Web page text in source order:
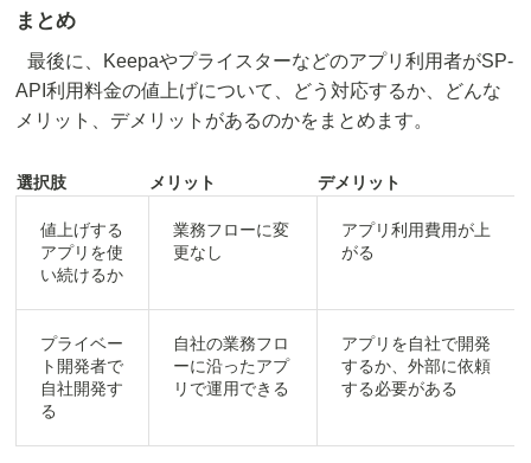
まとめ
最後に、Keepaやプライスターなどのアプリ利用者がSP-
API利用料金の値上げについて、どう対応するか、どんな
メリット、デメリットがあるのかをまとめます。
選択肢 メリット デメリット
値上げする
アプリを使
い続けるか
業務フローに変
更なし
アプリ利用費用が上
がる
プライベー
ト開発者で
自社開発す
る
自社の業務フロ
ーに沿ったアプ
リで運用できる
アプリを自社で開発
するか、外部に依頼
する必要がある